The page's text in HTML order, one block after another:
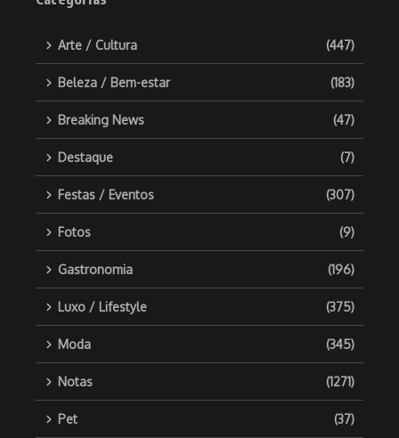
Arte / Cultura (447)
Beleza / Bem-estar (183)
Breaking News (47)
Destaque (7)
Festas / Eventos (307)
Fotos (9)
Gastronomia (196)
Luxo / Lifestyle (375)
Moda (345)
Notas (1271)
Pet (37)